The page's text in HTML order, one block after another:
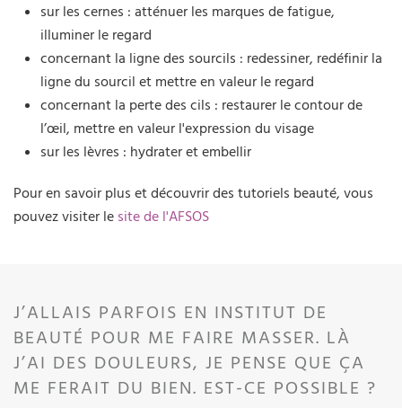
sur les cernes : atténuer les marques de fatigue,
illuminer le regard
concernant la ligne des sourcils : redessiner, redéfinir la
ligne du sourcil et mettre en valeur le regard
concernant la perte des cils : restaurer le contour de
l’œil, mettre en valeur l'expression du visage
sur les lèvres : hydrater et embellir
Pour en savoir plus et découvrir des tutoriels beauté, vous
pouvez visiter le site de l'AFSOS
J’ALLAIS PARFOIS EN INSTITUT DE
BEAUTÉ POUR ME FAIRE MASSER. LÀ
J’AI DES DOULEURS, JE PENSE QUE ÇA
ME FERAIT DU BIEN. EST-CE POSSIBLE ?